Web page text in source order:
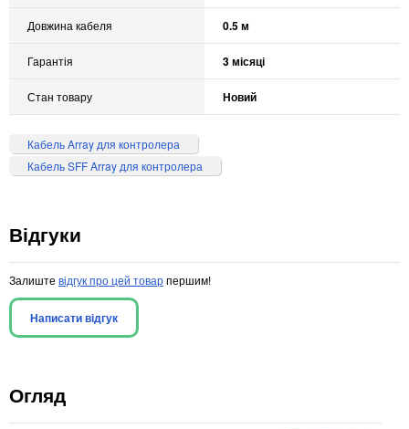
Довжина кабеля 0.5 м
Гарантія 3 місяці
Стан товару Новий
Кабель Array для контролера
Кабель SFF Array для контролера
Відгуки
Залиште відгук про цей товарпершим!
Написати відгук
Огляд